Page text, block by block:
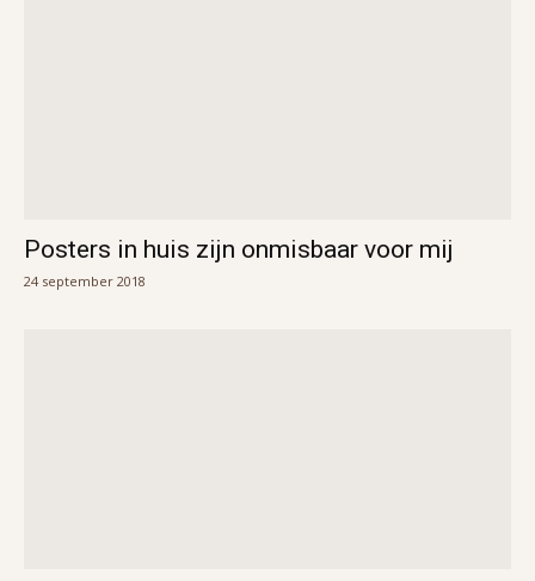
Posters in huis zijn onmisbaar voor mij
24 september 2018